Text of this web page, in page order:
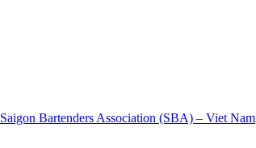
Saigon Bartenders Association (SBA) – Viet Nam